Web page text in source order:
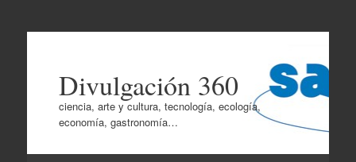
Divulgación 360
ciencia, arte y cultura, tecnología, ecología,
economía, gastronomía…